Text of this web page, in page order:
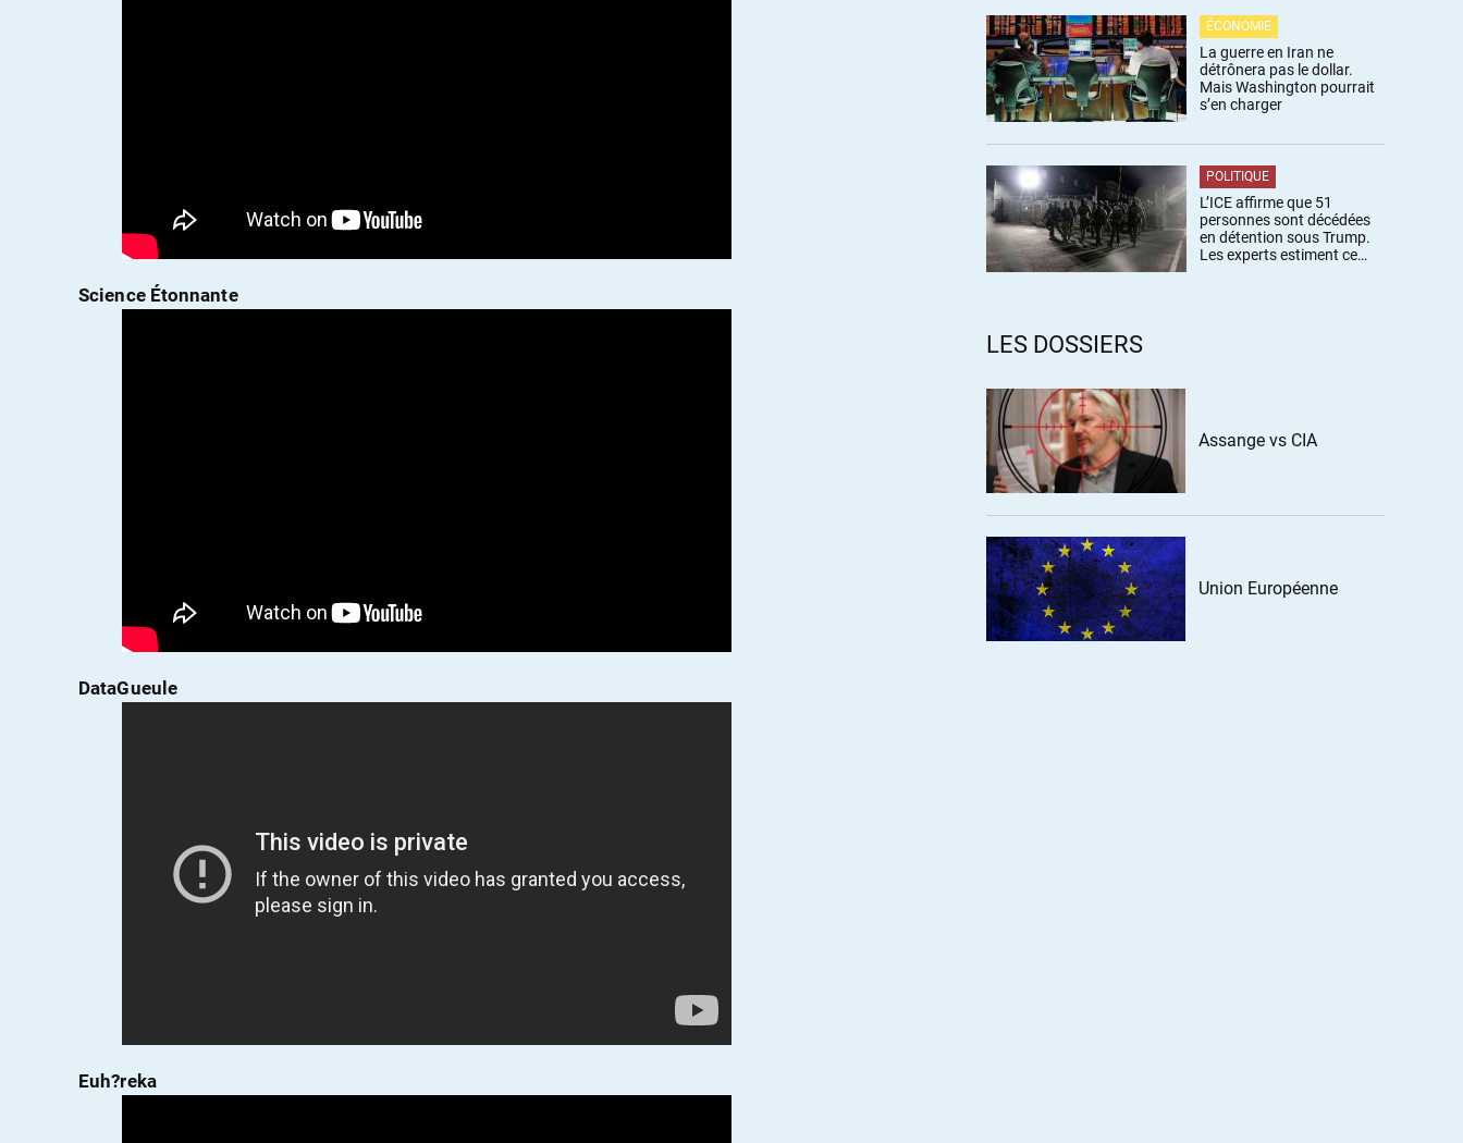
Science Étonnante
DataGueule
Euh?reka
ÉCONOMIE
La guerre en Iran ne
détrônera pas le dollar.
Mais Washington pourrait
s’en charger
POLITIQUE
L’ICE affirme que 51
personnes sont décédées
en détention sous Trump.
Les experts estiment ce
LES DOSSIERS
Assange vs CIA
Union Européenne